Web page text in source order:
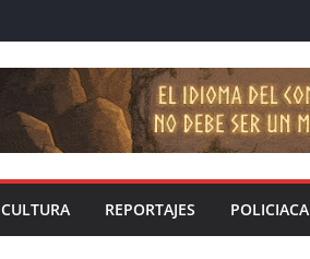
CULTURA REPORTAJES POLICIACA